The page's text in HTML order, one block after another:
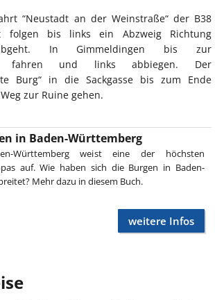
“Neustadt an der Weinstraße“ der B38
folgen bis links ein Abzweig Richtung
abgeht. In Gimmeldingen bis zur
fahren und links abbiegen. Der
Burg“ in die Sackgasse bis zum Ende
zur Ruine gehen.
in Baden-Württemberg
Württemberg weist eine der höchsten
auf. Wie haben sich die Burgen in Baden-
Mehr dazu in diesem Buch.
weitere Infos